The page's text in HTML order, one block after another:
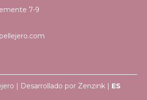
7-9
| Desarrollado por Zenzink | ES